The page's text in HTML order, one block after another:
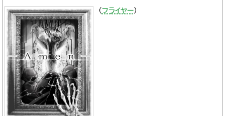
（フライヤー）